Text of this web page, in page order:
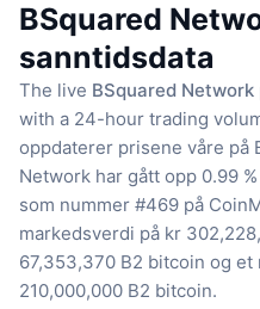
BSquared
sanntidsdata
The live BSquared
with a 24-hour trading
oppdaterer prisene våre på
Network har gått opp 0.99
som nummer #469 på
markedsverdi på kr
67,353,370 B2 bitcoin og et
210,000,000 B2 bitcoin.